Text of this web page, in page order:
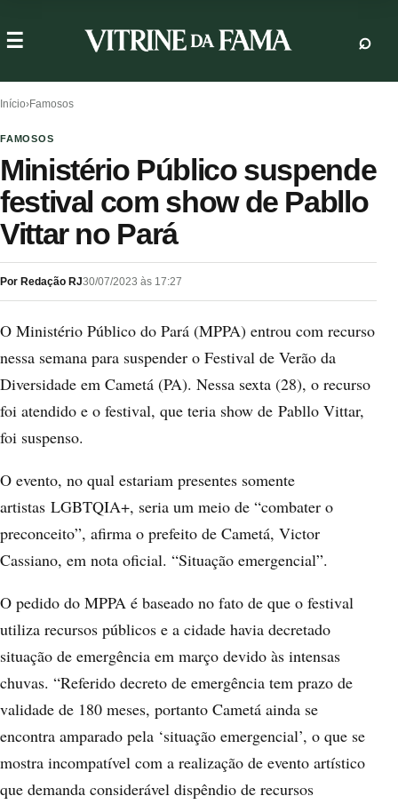
Início›Famosos
FAMOSOS
Ministério Público suspende
festival com show de Pabllo
Vittar no Pará
Por Redação RJ30/07/2023 às 17:27
O Ministério Público do Pará (MPPA) entrou com recurso
nessa semana para suspender o Festival de Verão da
Diversidade em Cametá (PA). Nessa sexta (28), o recurso
foi atendido e o festival, que teria show de Pabllo Vittar,
foi suspenso.
O evento, no qual estariam presentes somente
artistas LGBTQIA+, seria um meio de “combater o
preconceito”, afirma o prefeito de Cametá, Victor
Cassiano, em nota oficial. “Situação emergencial”.
O pedido do MPPA é baseado no fato de que o festival
utiliza recursos públicos e a cidade havia decretado
situação de emergência em março devido às intensas
chuvas. “Referido decreto de emergência tem prazo de
validade de 180 meses, portanto Cametá ainda se
encontra amparado pela ‘situação emergencial’, o que se
mostra incompatível com a realização de evento artístico
que demanda considerável dispêndio de recursos